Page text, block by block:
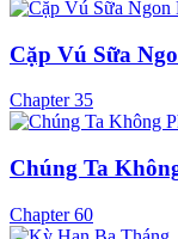
Cặp Vú Sữa
Chapter 35
Chúng Ta
Chapter 60